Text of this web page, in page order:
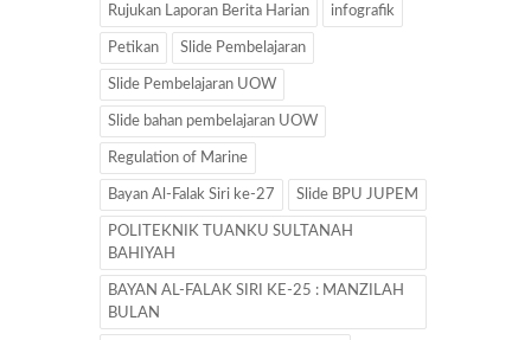
Rujukan Laporan Berita Harian infografik
Petikan Slide Pembelajaran
Slide Pembelajaran UOW
Slide bahan pembelajaran UOW
Regulation of Marine
Bayan Al-Falak Siri ke-27 Slide BPU JUPEM
POLITEKNIK TUANKU SULTANAH
BAHIYAH
BAYAN AL-FALAK SIRI KE-25 : MANZILAH
BULAN